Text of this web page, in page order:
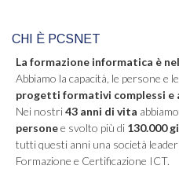
CHI È PCSNET
La formazione informatica è
Abbiamo la capacità, le persone e
progetti formativi complessi e
Nei nostri43 anni di vita
personee svolto più di 130.000
tutti questi anni una società
Formazione e Certificazione ICT.